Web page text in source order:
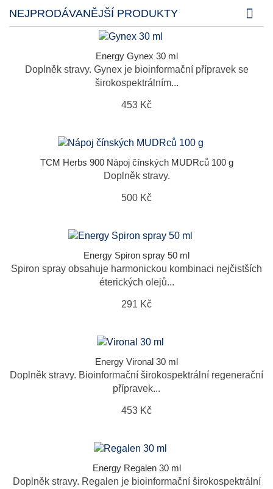
NEJPRODÁVANĚJŠÍ PRODUKTY
Energy Gynex 30 ml
Doplněk stravy. Gynex je bioinformační přípravek se
širokospektrálním...
453 Kč
TCM Herbs 900 Nápoj čínských MUDRců 100 g
Doplněk stravy.
500 Kč
Energy Spiron spray 50 ml
Spiron spray obsahuje harmonickou kombinaci nejčistších
éterických olejů...
291 Kč
Energy Vironal 30 ml
Doplněk stravy. Bioinformační širokospektrální regenerační
přípravek...
453 Kč
Energy Regalen 30 ml
Doplněk stravy. Regalen je bioinformační širokospektrální